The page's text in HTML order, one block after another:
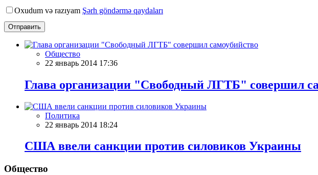
Oxudum və razıyam Şərh göndərmə qaydaları
Отправить
Общество
22 январь 2014 17:36
Глава организации "Свободный ЛГТБ" совершил
Политика
22 январь 2014 18:24
США ввели санкции против силовиков Украины
Общество